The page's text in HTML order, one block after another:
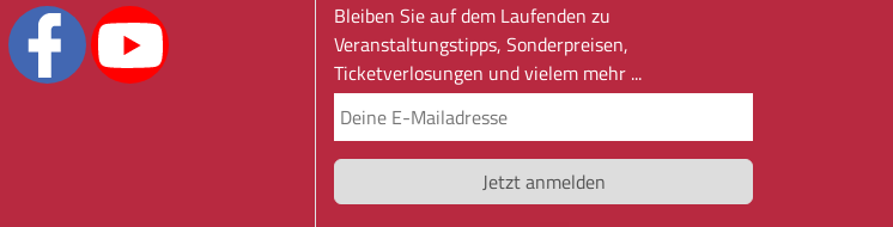
Bleiben Sie auf dem Laufenden zu
Veranstaltungstipps, Sonderpreisen,
Ticketverlosungen und vielem mehr ...